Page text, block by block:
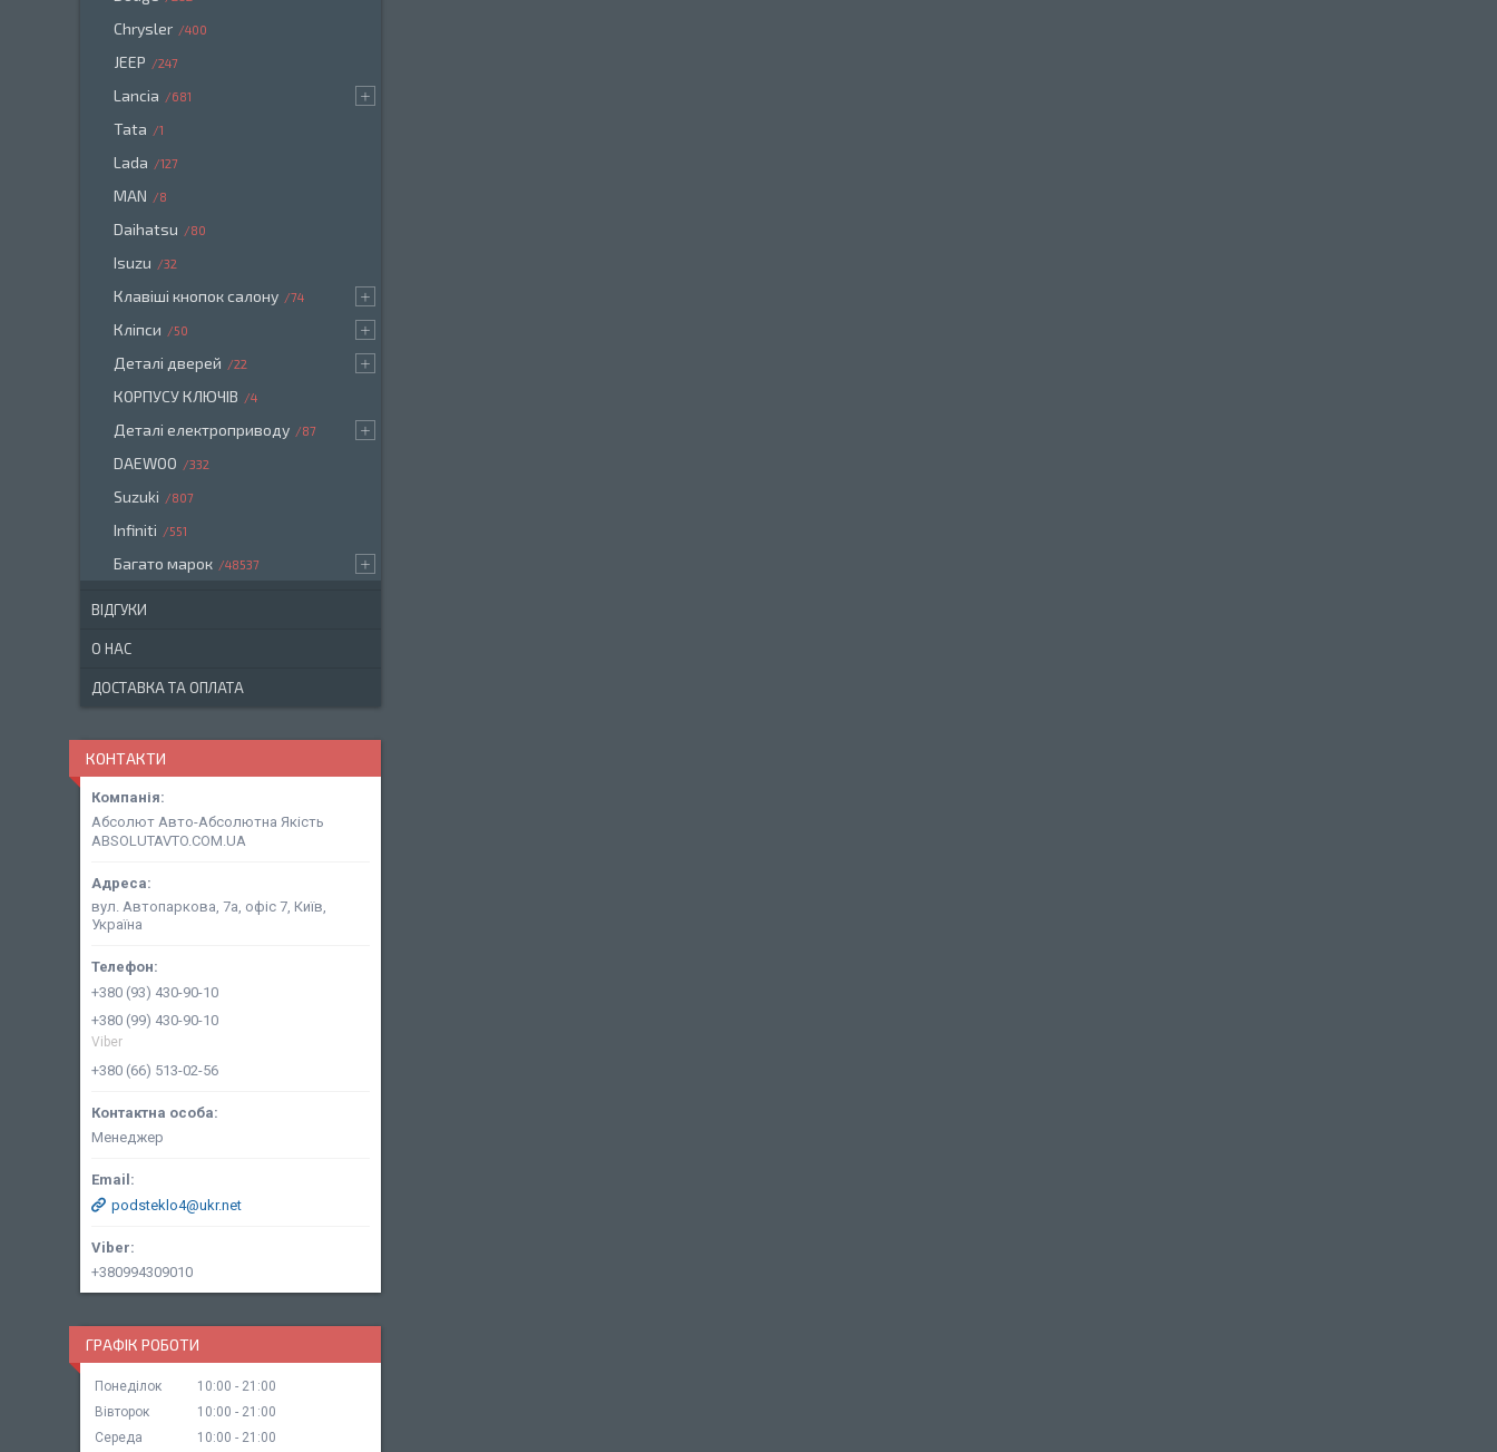
Chrysler 400
JEEP 247
Lancia 681
Tata 1
Lada 127
MAN 8
Daihatsu 80
Isuzu 32
Клавіші кнопок салону 74
Кліпси 50
Деталі дверей 22
КОРПУСУ КЛЮЧІВ 4
Деталі електроприводу 87
DAEWOO 332
Suzuki 807
Infiniti 551
Багато марок 48537
ВІДГУКИ
О НАС
ДОСТАВКА ТА ОПЛАТА
КОНТАКТИ
Абсолют Авто-Абсолютна Якість
ABSOLUTAVTO.COM.UA
вул. Автопаркова, 7а, офіс 7, Київ,
Україна
+380 (93) 430-90-10
+380 (99) 430-90-10
Viber
+380 (66) 513-02-56
Менеджер
podsteklo4@ukr.net
+380994309010
ГРАФІК РОБОТИ
Понеділок 10:00
21:00
Вівторок
10:00
21:00
Середа
10:00 21:00